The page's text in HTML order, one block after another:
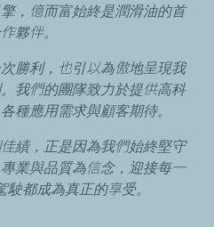
，億而富始終是潤滑油的首
夥伴。
勝利，也引以為傲地呈現我
我們的團隊致力於提供高科
種應用需求與顧客期待。
績，正是因為我們始終堅守
業與品質為信念，迎接每一
都成為真正的享受。